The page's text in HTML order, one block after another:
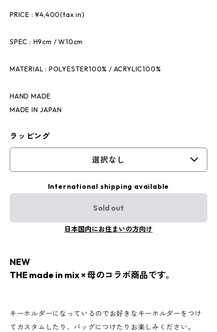
PRICE : ¥4,400(tax in)
SPEC : H9cm / W10cm
MATERIAL : POLYESTER100% / ACRYLIC100%
HAND MADE
MADE IN JAPAN
ラッピング
選択なし
International shipping available
Sold out
日本国内にお住まいの方向け
NEW
THE made in mix × 母のコラボ商品です。
キーホルダーになっているのでお好きなキーホルダーをつけ
てカスタムしたり、バッグにつけたりお楽しみください。